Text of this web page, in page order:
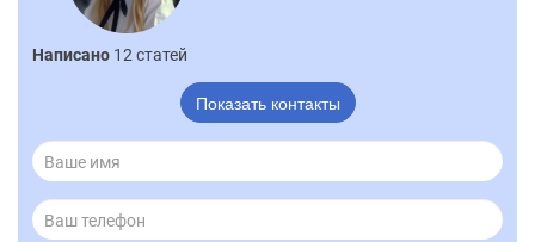
Написано 12 статей
Показать контакты